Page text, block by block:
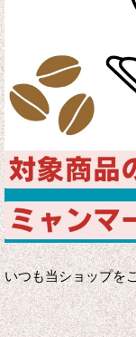
いつも当ショップを